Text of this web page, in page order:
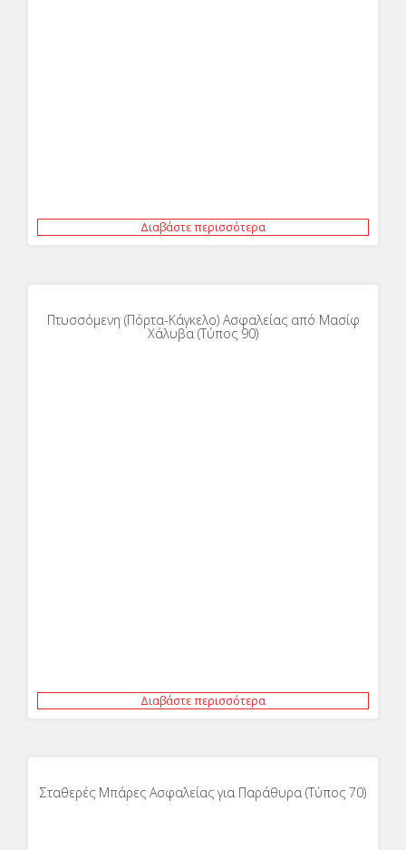
Διαβάστε περισσότερα
Πτυσσόμενη (Πόρτα-Κάγκελο) Ασφαλείας από Μασίφ
Χάλυβα (Τύπος 90)
Διαβάστε περισσότερα
Σταθερές Μπάρες Ασφαλείας για Παράθυρα (Τύπος 70)